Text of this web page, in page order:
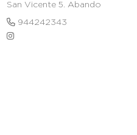
San Vicente 5. Abando
944242343